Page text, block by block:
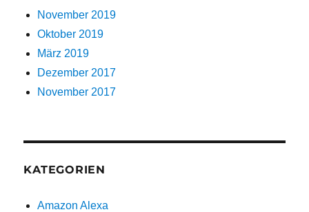
November 2019
Oktober 2019
März 2019
Dezember 2017
November 2017
KATEGORIEN
Amazon Alexa